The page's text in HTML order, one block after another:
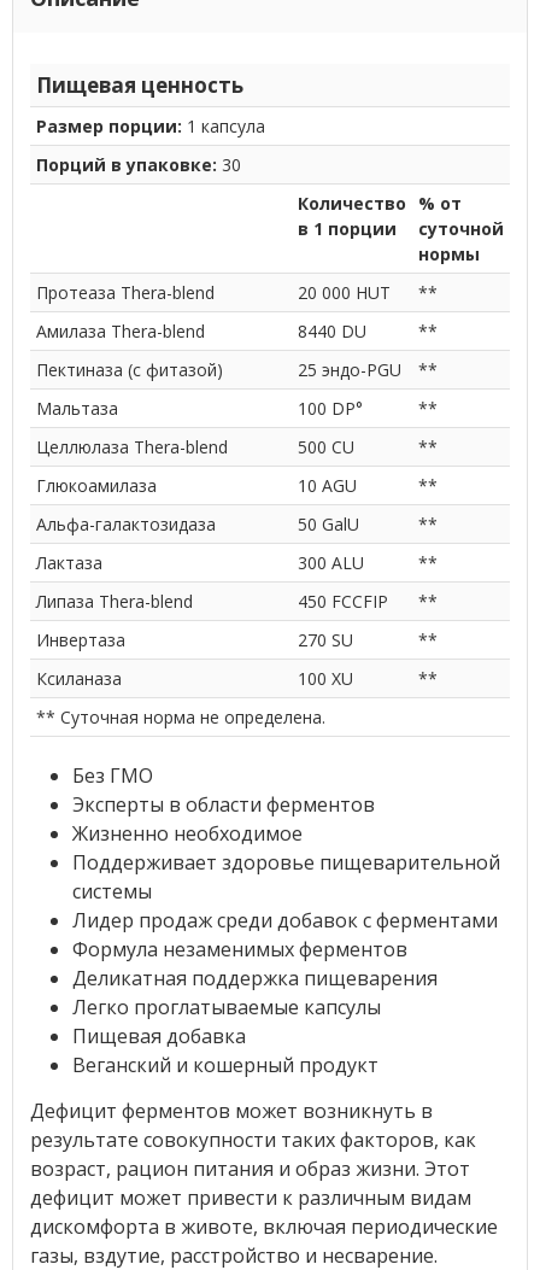
Пищевая ценность
Размер порции: 1 капсула
Порций в упаковке: 30
Количество
в 1 порции
% от
суточной
нормы
Протеаза Thera-blend
20 000 HUT
**
Амилаза Thera-blend
8440 DU
**
Пектиназа (с фитазой)
25 эндо-PGU
**
Мальтаза
100 DP°
**
Целлюлаза Thera-blend
500 CU
**
Глюкоамилаза
10 AGU
**
Альфа-галактозидаза
50 GalU
**
Лактаза
300 ALU
**
Липаза Thera-blend
450 FCCFIP
**
Инвертаза
270 SU
**
Ксиланаза
100 XU
**
** Суточная норма не определена.
Без ГМО
Эксперты в области ферментов
Жизненно необходимое
Поддерживает здоровье пищеварительной
системы
Лидер продаж среди добавок с ферментами
Формула незаменимых ферментов
Деликатная поддержка пищеварения
Легко проглатываемые капсулы
Пищевая добавка
Веганский и кошерный продукт
Дефицит ферментов может возникнуть в
результате совокупности таких факторов, как
возраст, рацион питания и образ жизни. Этот
дефицит может привести к различным видам
дискомфорта в животе, включая периодические
газы, вздутие, расстройство и несварение.